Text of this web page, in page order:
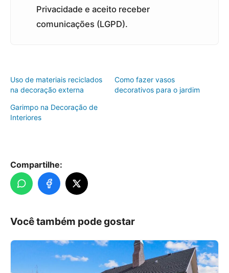
Privacidade e aceito receber
comunicações (LGPD).
Uso de materiais reciclados
na decoração externa
Como fazer vasos
decorativos para o jardim
Garimpo na Decoração de
Interiores
Compartilhe:
Você também pode gostar